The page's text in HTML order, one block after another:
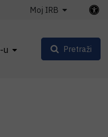
u
Moj IRB
Pretraži